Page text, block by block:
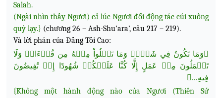
Salah.
(Ngài nhìn thấy Ngươi) cả lúc Ngươi đổi động tác cúi xuống
quỳ lạy.} (chương 26 – Ash-Shu’ara’, câu 217 – 219).
Và lời phán của Đấng Tối Cao:
﴿وَمَا تَكُونُ فِي شَأۡنٖ وَمَا تَتۡلُواْ مِنۡهُ مِن قُرۡءَانٖ وَلَا
تَعۡمَلُونَ مِنۡ عَمَلٍ إِلَّا كُنَّا عَلَيۡكُمۡ شُهُودًا إِذۡ تُفِيضُونَ
فِيهِ...﴾
{Không một hành động nào của Ngươi (Thiên Sứ